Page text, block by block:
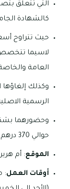
التي تتعلق
كالشهادة
لاسيما تتخصص
العامة
وكذلك إلغاؤها
الرسمية
وحضورهما
حوالي 370 درهم إماراتي.
الموقع: أم هرير 1، دبي
أوقات العمل